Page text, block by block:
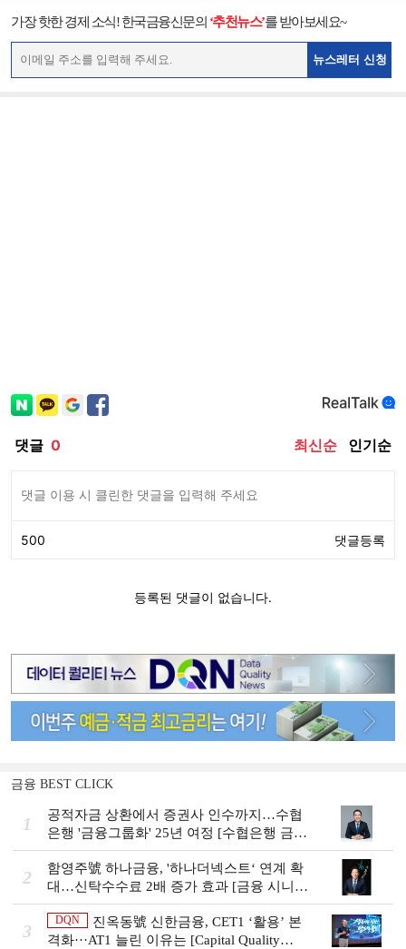
가장 핫한 경제 소식! 한국금융신문의 ‘추천뉴스’를 받아보세요~
뉴스레터 신청
금융 BEST CLICK
1
공적자금 상환에서 증권사 인수까지…수협
은행 '금융그룹화' 25년 여정 [수협은행 금융
그룹의 꿈①]
2
함영주號 하나금융, '하나더넥스트‘ 연계 확
대…신탁수수료 2배 증가 효과 [금융 시니어
비즈니스 돋보기]
3
DQN
진옥동號 신한금융, CET1 ‘활용’ 본
격화···AT1 늘린 이유는 [Capital Quality